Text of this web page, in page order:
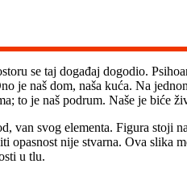
se taj događaj dogodio.
je naš dom, naša kuća. Na
to je naš podrum. Naše je biće
van svog elementa. Figura stoji
nije stvarna. Ova slika
u tlu.